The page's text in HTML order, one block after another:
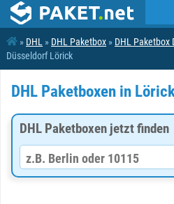
» DHL » DHL Paketbox » DHL Paketbox
Düsseldorf Lörick
DHL Paketboxen in
DHL Paketboxen jetzt finden